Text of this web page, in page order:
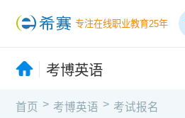
专注在线职业教育25年
考博英语
首页 > 考博英语 > 考试报名